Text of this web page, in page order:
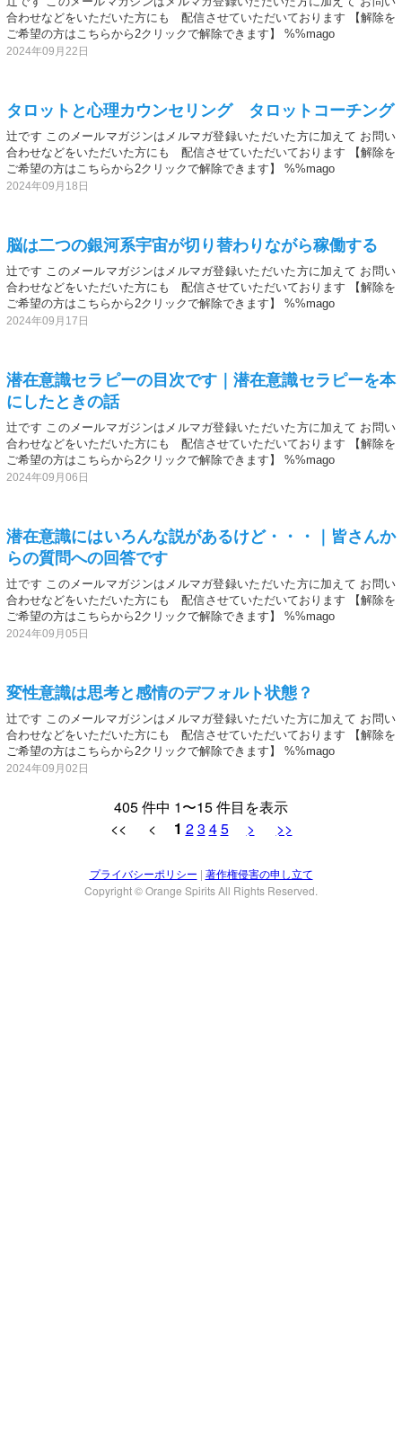
合わせなどをいただいた方にも 配信させていただいております 【解除を
ご希望の方はこちらから2クリックで解除できます】 %%mago
2024年09月22日
タロットと心理カウンセリング タロットコーチング
辻です このメールマガジンはメルマガ登録いただいた方に加えて お問い
合わせなどをいただいた方にも 配信させていただいております 【解除を
ご希望の方はこちらから2クリックで解除できます】 %%mago
2024年09月18日
脳は二つの銀河系宇宙が切り替わりながら稼働する
辻です このメールマガジンはメルマガ登録いただいた方に加えて お問い
合わせなどをいただいた方にも 配信させていただいております 【解除を
ご希望の方はこちらから2クリックで解除できます】 %%mago
2024年09月17日
潜在意識セラピーの目次です｜潜在意識セラピーを本
にしたときの話
辻です このメールマガジンはメルマガ登録いただいた方に加えて お問い
合わせなどをいただいた方にも 配信させていただいております 【解除を
ご希望の方はこちらから2クリックで解除できます】 %%mago
2024年09月06日
潜在意識にはいろんな説があるけど・・・｜皆さんか
らの質問への回答です
辻です このメールマガジンはメルマガ登録いただいた方に加えて お問い
合わせなどをいただいた方にも 配信させていただいております 【解除を
ご希望の方はこちらから2クリックで解除できます】 %%mago
2024年09月05日
変性意識は思考と感情のデフォルト状態？
辻です このメールマガジンはメルマガ登録いただいた方に加えて お問い
合わせなどをいただいた方にも 配信させていただいております 【解除を
ご希望の方はこちらから2クリックで解除できます】 %%mago
2024年09月02日
405 件中 1〜15 件目を表示
<< < 1 23 45 > >>
プライバシーポリシー | 著作権侵害の申し立て
Copyright © Orange Spirits All Rights Reserved.